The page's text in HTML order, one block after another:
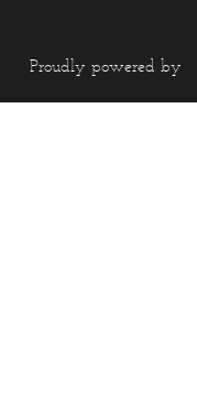
Proudly powered by